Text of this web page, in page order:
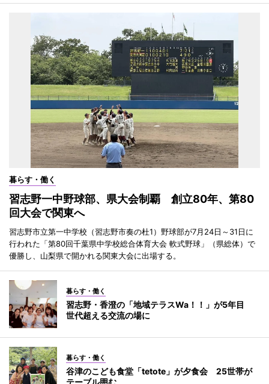
暮らす・働く
習志野一中野球部、県大会制覇 創立80年、第80
回大会で関東へ
習志野市立第一中学校（習志野市奏の杜1）野球部が7月24日～31日に
行われた「第80回千葉県中学校総合体育大会 軟式野球」（県総体）で
優勝し、山梨県で開かれる関東大会に出場する。
暮らす・働く
習志野・香澄の「地域テラスWa！！」が5年目
世代超える交流の場に
暮らす・働く
谷津のこども食堂「tetote」が夕食会 25世帯が
テーブル囲む